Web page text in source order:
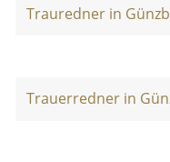
Trauredner in
Trauerredner in